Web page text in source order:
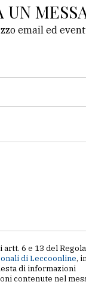
UN
email ed
6 e 13 del
di Leccoonline,
di informazioni
contenute nel